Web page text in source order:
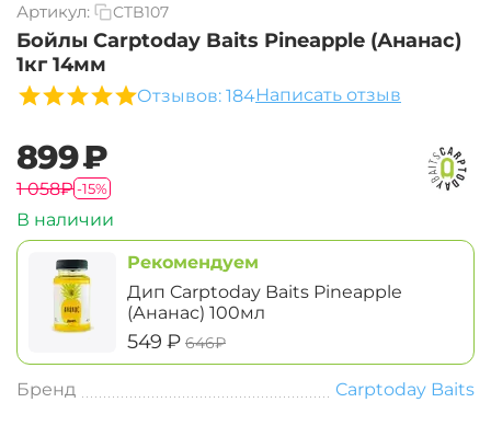
Артикул: CTB107
Бойлы Carptoday Baits Pineapple (Ананас)
1кг 14мм
Отзывов: 184Написать отзыв
‍899‍₽
‍1 058‍₽-15%
В наличии
Рекомендуем
Дип Carptoday Baits Pineapple
(Ананас) 100мл
‍549‍ ₽ ‍646‍₽
Бренд Carptoday Baits